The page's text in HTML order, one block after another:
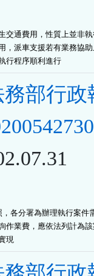
交通費用，性質上並非
，派車支援若有業務協
行程序順利進行
務部行政
各分署為辦理執行案件
作業費，應依法列計為
現